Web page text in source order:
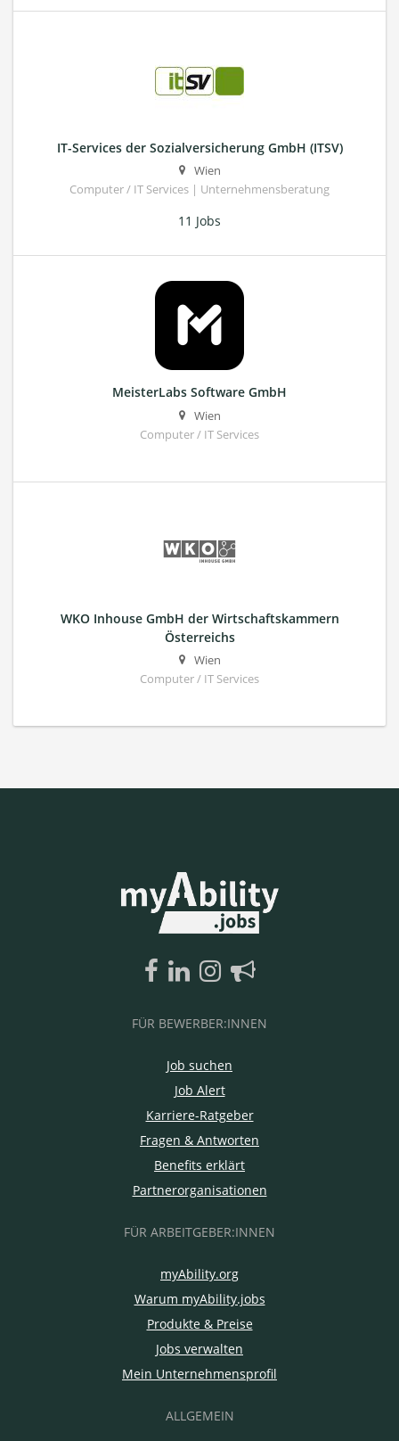
IT-Services der Sozialversicherung GmbH (ITSV)
Wien
Computer / IT Services | Unternehmensberatung
11 Jobs
MeisterLabs Software GmbH
Wien
Computer / IT Services
WKO Inhouse GmbH der Wirtschaftskammern
Österreichs
Wien
Computer / IT Services
FÜR BEWERBER:INNEN
Job suchen
Job Alert
Karriere-Ratgeber
Fragen & Antworten
Benefits erklärt
Partnerorganisationen
FÜR ARBEITGEBER:INNEN
myAbility.org
Warum myAbility.jobs
Produkte & Preise
Jobs verwalten
Mein Unternehmensprofil
ALLGEMEIN